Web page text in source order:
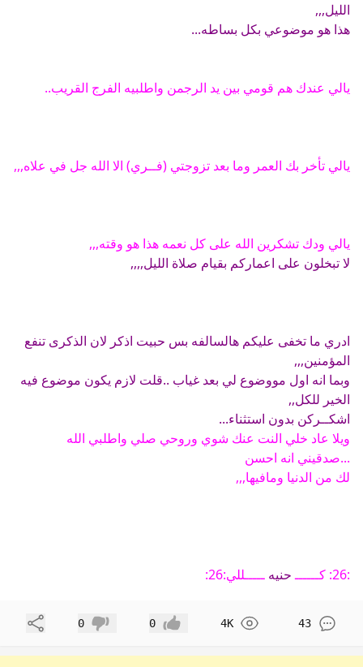
الليل,,,
هذا هو موضوعي بكل بساطه...
يالي عندك هم قومي بين يد الرجمن واطلبيه الفرج القريب..
يالي تأخر بك العمر وما بعد تزوجتي (فــري) الا الله جل في علاه,,,
يالي ودك تشكرين الله على كل نعمه هذا هو وقته,,,
لا تبخلون على اعماركم بقيام صلاة الليل,,,,
ادري ما تخفى عليكم هالسالفه بس حبيت اذكر لان الذكرى تنفع
المؤمنين,,,
وبما انه اول مووضوع لي بعد غياب ..قلت لازم يكون موضوع فيه
الخير للكل,,
اشكــركن بدون استثناء...
ويلا عاد خلي النت عنك شوي وروحي صلي واطلبي الله
...صدقيني انه احسن
لك من الدنيا ومافيها,,,
:26: كــــــ حنيه ـــــللي:26:
43
4K إعجاب 0 عدم إعجاب
0 مشاركة